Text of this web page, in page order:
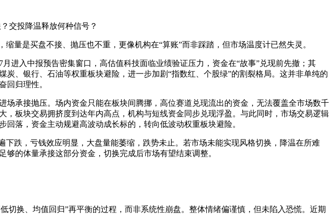
交投降温释放何种信号？
量是买盘不接、抛压也不重，更像机构在“算账”而非踩踏，但市场温度计已然失灵。
进入中报预告密集窗口，高估值科技面临业绩验证压力，资金在“故事”兑现前先撤；其
、银行、石油等权重板块避险，进一步加剧“指数红、个股绿”的割裂格局。这并非单纯的
回归理性。
承接抛压。场内资金只能在板块间腾挪，高位赛道兑现流出的资金，无法覆盖全市场数千
板块交易拥挤度到达年内高点，机构与短线资金同步兑现浮盈。与此同时，市场交易逻辑
落，资金主动规避高波动成长标的，转向低波动权重板块避险。
跌，亏钱效应明显，大盘量能萎缩，跌势未止。若市场未能实现风格切换，降温在所难
的体量承接这部分资金，切换完成后市场有望结束调整。
切换、均值回归”再平衡的过程，而非系统性崩盘。整体情绪偏谨慎，但未陷入恐慌。近期